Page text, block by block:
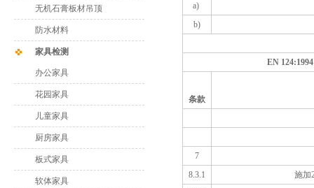
无机石膏板材吊顶
防水材料
家具检测
办公家具
花园家具
儿童家具
厨房家具
板式家具
软体家具
a)
b)
EN
条款
7
8.3.1
施加